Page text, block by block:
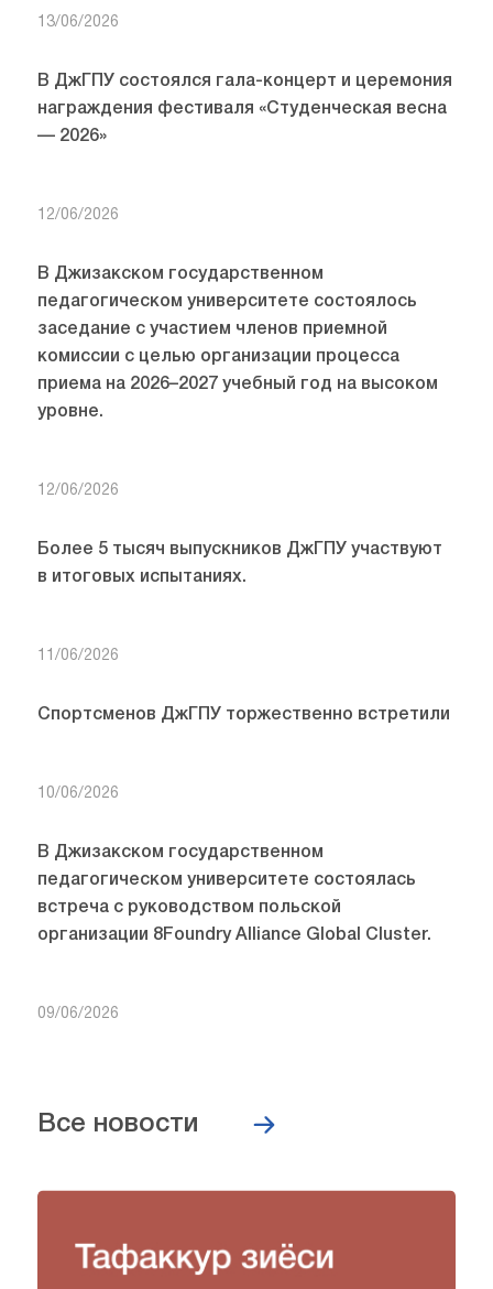
13/06/2026
В ДжГПУ состоялся гала-концерт и церемония
награждения фестиваля «Студенческая весна
— 2026»
12/06/2026
В Джизакском государственном
педагогическом университете состоялось
заседание с участием членов приемной
комиссии с целью организации процесса
приема на 2026–2027 учебный год на высоком
уровне.
12/06/2026
Более 5 тысяч выпускников ДжГПУ участвуют
в итоговых испытаниях.
11/06/2026
Спортсменов ДжГПУ торжественно встретили
10/06/2026
В Джизакском государственном
педагогическом университете состоялась
встреча с руководством польской
организации 8Foundry Alliance Global Cluster.
09/06/2026
Все новости